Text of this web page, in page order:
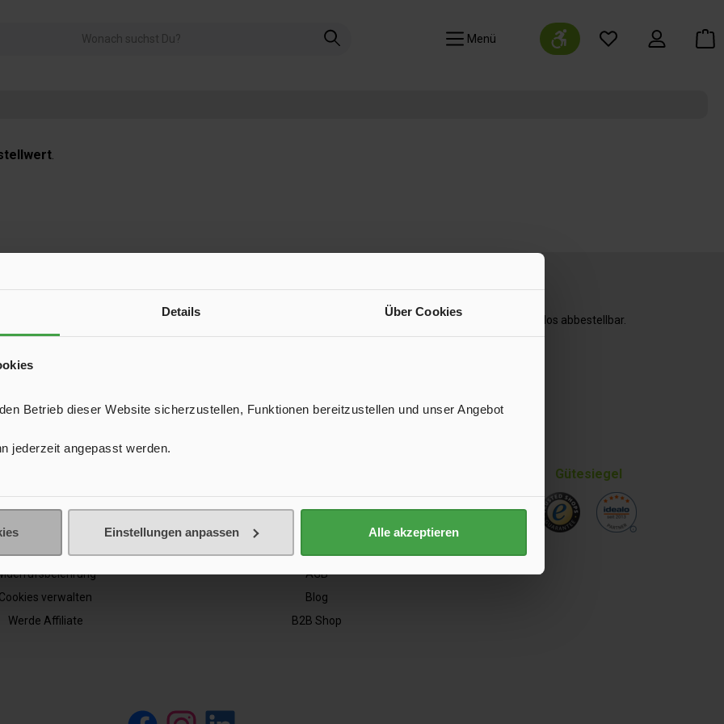
Details Über Cookies
Betrieb dieser Website sicherzustellen, Funktionen bereitzustellen und unser Angebot
jederzeit angepasst werden.
Einstellungen anpassen Alle akzeptieren
Navigation Werkzeugleiste anzeigen
.
gestellte Fragen (FAQ)
Cookies verwalten
Werde Affiliate
AGB
Blog
B2B Shop
Gütesiegel
Newsletter
exklusive Aktionen und Inspiration für Deinen nächsten Campingtrip – direkt per E-Mail. Jederzeit kostenlos abbestellbar.
zur Kenntnis genommen und dieAGBgelesen und bin mit ihnen einverstanden.